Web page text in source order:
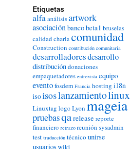
Etiquetas
alfaanálisisartwork
asociaciónbancobeta1 bruselas
calidadcharlacomunidad
Construction contribución comunitaria
desarrolladoresdesarrollo
distribucióndonaciones
empaquetadores entrevista equipo
eventofosdem Francia hosting i18n
isoisoslanzamientolinux
Linuxtag logoLyonmageia
pruebasqareleasereporte
financiero retrazo reuniónsysadmin
test traducción técnicounirse
usuarios wiki